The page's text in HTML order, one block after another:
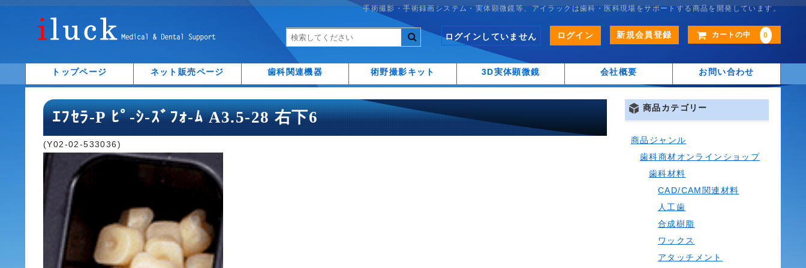
手術撮影・手術録画システム・実体顕微鏡等、アイラックは歯科・医科現場をサポートする商品を開発しています。
カートの中 0
ログインしていません ログイン 新規会員登録
トップページ ネット販売ページ 歯科関連機器 術野撮影キット 3D実体顕微鏡 会社概要 お問い合わせ
ｴﾌｾﾗ-P ﾋﾟ-ｼ-ｽﾞﾌｫ-ﾑ A3.5-28 右下6
(Y02-02-533036)
商品カテゴリー
商品ジャンル
歯科商材オンラインショップ
歯科材料
CAD/CAM関連材料
人工歯
合成樹脂
ワックス
アタッチメント